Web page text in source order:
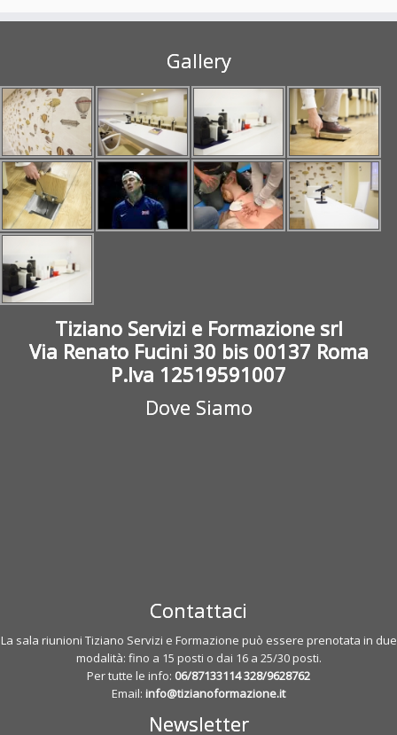
Gallery
Tiziano Servizi e Formazione srl
Via Renato Fucini 30 bis 00137 Roma
P.Iva 12519591007
Dove Siamo
Contattaci
La sala riunioni Tiziano Servizi e Formazione può essere prenotata in due
modalità: fino a 15 posti o dai 16 a 25/30 posti.
Per tutte le info: 06/87133114328/9628762
Email: info@tizianoformazione.it
Newsletter